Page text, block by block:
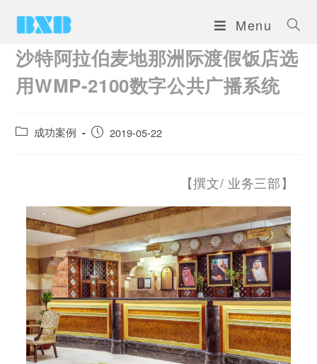
Menu
沙特阿拉伯麦地那洲际渡假饭店选
用WMP-2100数字公共广播系统
成功案例 2019-05-22
【撰文/ 业务三部】